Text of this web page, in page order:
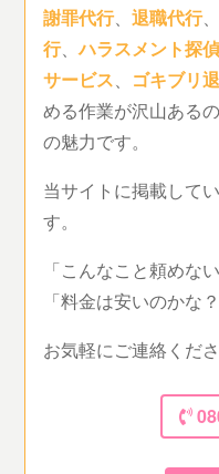
謝罪代行、退職代行
行、ハラスメント探
サービス、 ゴキブリ
める作業が沢山ある
の魅力です。
当サイトに掲載して
す。
「こんなこと頼めな
「料金は安いのかな
お気軽にご連絡くださ